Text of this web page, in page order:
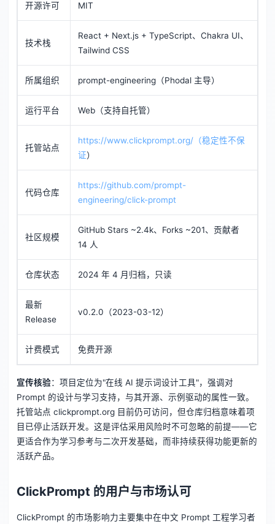
开源许可 MIT
技术栈
React + Next.js + TypeScript、Chakra UI、
Tailwind CSS
所属组织 prompt-engineering（Phodal 主导）
运行平台 Web（支持自托管）
托管站点
https://www.clickprompt.org/（稳定性不保
证）
代码仓库
https://github.com/prompt-
engineering/click-prompt
社区规模
GitHub Stars ~2.4k、Forks ~201、贡献者
14 人
仓库状态 2024 年 4 月归档，只读
最新
Release
v0.2.0（2023-03-12）
计费模式 免费开源
宣传核验：项目定位为"在线 AI 提示词设计工具"，强调对
Prompt 的设计与学习支持，与其开源、示例驱动的属性一致。
托管站点 clickprompt.org 目前仍可访问，但仓库归档意味着项
目已停止活跃开发。这是评估采用风险时不可忽略的前提——它
更适合作为学习参考与二次开发基础，而非持续获得功能更新的
活跃产品。
ClickPrompt 的用户与市场认可
ClickPrompt 的市场影响力主要集中在中文 Prompt 工程学习者